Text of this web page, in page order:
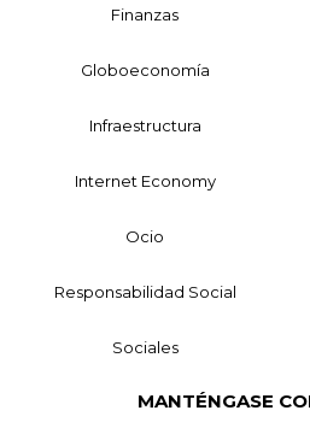
Finanzas
Globoeconomía
Infraestructura
Internet Economy
Ocio
Responsabilidad Social
Sociales
MANTÉNGASE